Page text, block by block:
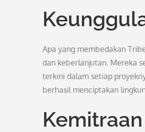
Apa yang membedakan
dan keberlanjutan. Mereka
terkini dalam setiap
berhasil menciptakan